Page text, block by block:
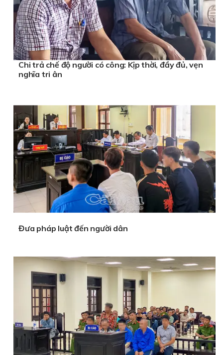
Chi trả chế độ người có công: Kịp thời, đầy đủ, vẹn
nghĩa tri ân
Đưa pháp luật đến người dân